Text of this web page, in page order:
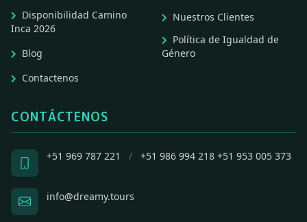
Disponibilidad Camino
Inca 2026
Blog
Contactenos
Nuestros Clientes
Política de Igualdad de
Género
CONTÁCTENOS
+51 969 787 221 / +51 986 994 218 +51 953 005 373
info@dreamy.tours